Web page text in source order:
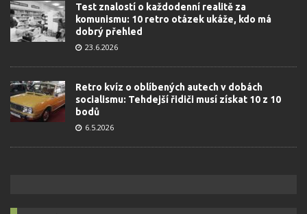
Test znalostí o každodenní realitě za
komunismu: 10 retro otázek ukáže, kdo má
dobrý přehled
23.6.2026
Retro kvíz o oblíbených autech v dobách
socialismu: Tehdejší řidiči musí získat 10 z 10
bodů
6.5.2026